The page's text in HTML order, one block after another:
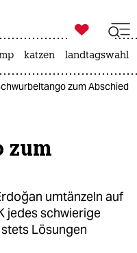

taz zahl ich
katzen landtagswahl
zum Abschied
zum
umtänzeln auf
jedes schwierige
Lösungen